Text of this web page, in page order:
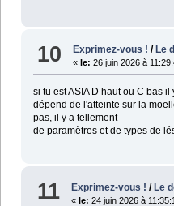
10 Exprimez-vous ! / Le
«le: 26 juin 2026 à
si tu est ASIA D haut ou C bas
dépend de l'atteinte sur la
pas, il y a tellement
de paramètres et de types de
11 Exprimez-vous ! /Le
«le: 24 juin 2026 à